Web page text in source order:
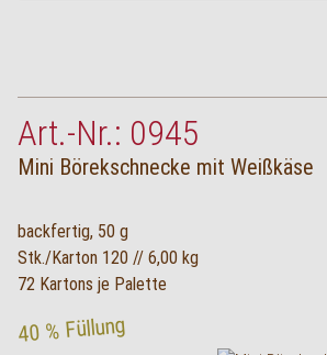
Art.-Nr.: 0945
Mini Börekschnecke mit Weißkäse
backfertig, 50 g
Stk./Karton 120 // 6,00 kg
72 Kartons je Palette
40 % Füllung